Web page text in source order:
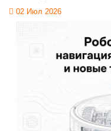
02 Июл 2026